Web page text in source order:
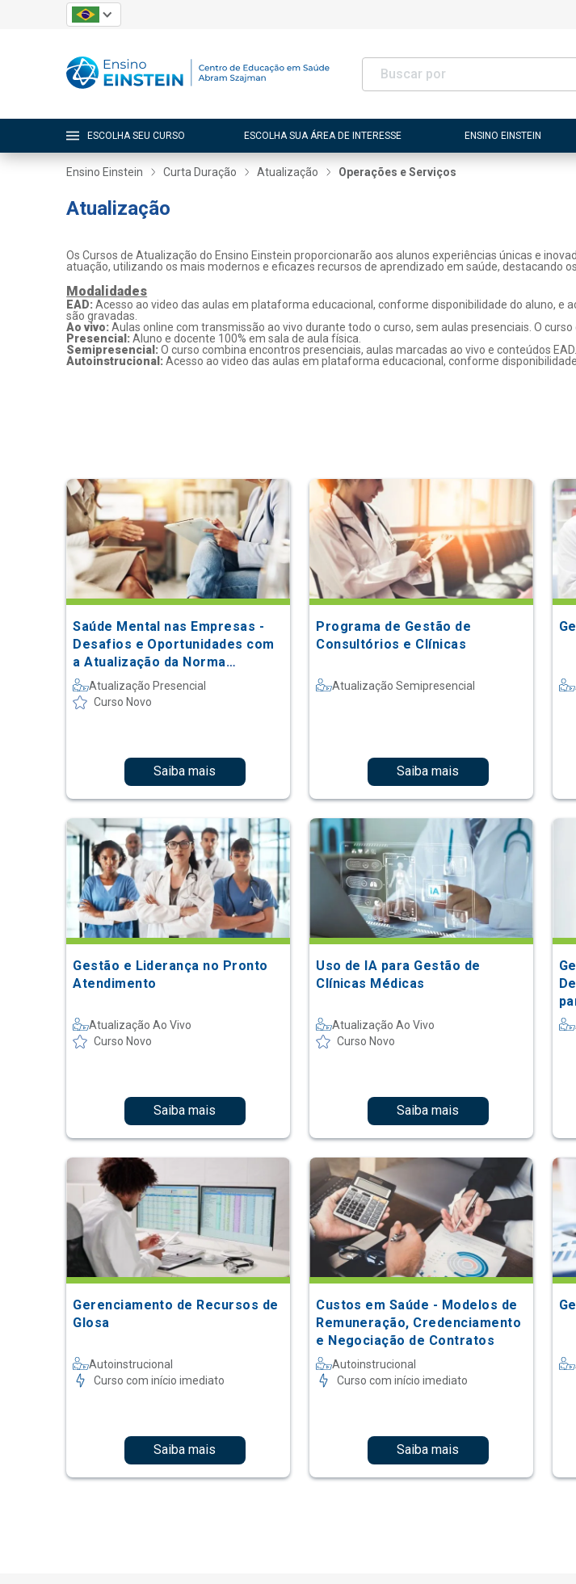
ESCOLHA SEU CURSO ESCOLHA SUA ÁREA DE INTERESSE ENSINO EINSTEIN
Ensino Einstein Curta Duração Atualização Operações e Serviços
Atualização
Os Cursos de Atualização do Ensino Einstein proporcionarão aos alunos experiências únicas e
atuação, utilizando os mais modernos e eficazes recursos de aprendizado em saúde, destacando
Modalidades
EAD:Acesso ao video das aulas em plataforma educacional, conforme disponibilidade do aluno,
são gravadas.
Ao vivo: Aulas online com transmissão ao vivo durante todo o curso, sem aulas presenciais. O
Presencial:Aluno e docente 100% em sala de aula física.
Semipresencial:O curso combina encontros presenciais, aulas marcadas ao vivo e conteúdos EAD.
Autoinstrucional:Acesso ao video das aulas em plataforma educacional, conforme
Saúde Mental nas Empresas -
Desafios e Oportunidades com
a Atualização da Norma
Regulamentadora 1: da Teoria à
Prática
Atualização Presencial
Curso Novo
Saiba mais
Programa de Gestão de
Consultórios e Clínicas
Atualização Semipresencial
Saiba mais
Gestão e Liderança no Pronto
Atendimento
Atualização Ao Vivo
Curso Novo
Saiba mais
Uso de IA para Gestão de
Clínicas Médicas
Atualização Ao Vivo
Curso Novo
Saiba mais
Gerenciamento de Recursos de
Glosa
Autoinstrucional
Curso com início imediato
Saiba mais
Custos em Saúde - Modelos de
Remuneração, Credenciamento
e Negociação de Contratos
Autoinstrucional
Curso com início imediato
Saiba mais